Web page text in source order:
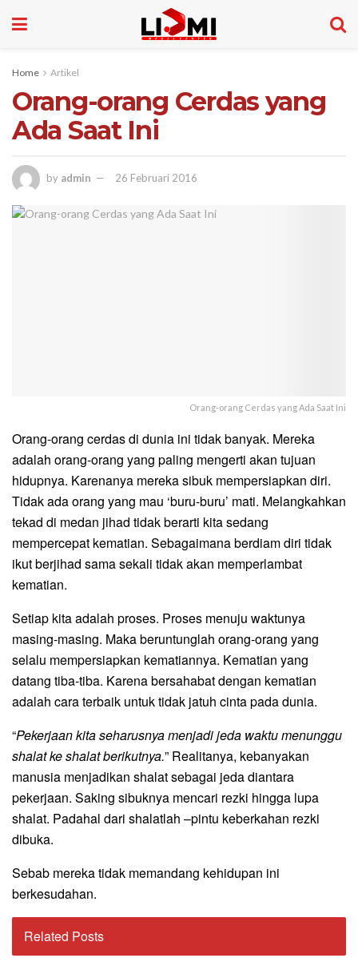
Home Artikel
Orang-orang Cerdas yang
Ada Saat Ini
by admin 26 Februari 2016
Orang-orang Cerdas yang Ada Saat Ini
Orang-orang cerdas di dunia ini tidak banyak. Mereka
adalah orang-orang yang paling mengerti akan tujuan
hidupnya. Karenanya mereka sibuk mempersiapkan diri.
Tidak ada orang yang mau ‘buru-buru’ mati. Melangkahkan
tekad di medan jihad tidak berarti kita sedang
mempercepat kematian. Sebagaimana berdiam diri tidak
ikut berjihad sama sekali tidak akan memperlambat
kematian.
Setiap kita adalah proses. Proses menuju waktunya
masing-masing. Maka beruntunglah orang-orang yang
selalu mempersiapkan kematiannya. Kematian yang
datang tiba-tiba. Karena bersahabat dengan kematian
adalah cara terbaik untuk tidak jatuh cinta pada dunia.
“Pekerjaan kita seharusnya menjadi jeda waktu menunggu
shalat ke shalat berikutnya.” Realitanya, kebanyakan
manusia menjadikan shalat sebagai jeda diantara
pekerjaan. Saking sibuknya mencari rezki hingga lupa
shalat. Padahal dari shalatlah –pintu keberkahan rezki
dibuka.
Sebab mereka tidak memandang kehidupan ini
berkesudahan.
Related Posts